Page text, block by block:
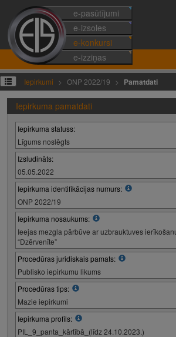
e-pasūtījumi
e-izsoles
e-konkursi
e-izziņas
Iepirkumi ONP 2022/19 Pamatdati
Iepirkuma pamatdati
Iepirkuma statuss:
Līgums noslēgts
Izsludināts:
05.05.2022
Iepirkuma identifikācijas numurs:
ONP 2022/19
Iepirkuma nosaukums:
Ieejas mezgla pārbūve ar uzbrauktuves
“Dzērvenīte”
Procedūras juridiskais pamats:
Publisko iepirkumu likums
Procedūras tips:
Mazie iepirkumi
Iepirkuma profils:
PIL_9_panta_kārtībā_(līdz 24.10.2023.)